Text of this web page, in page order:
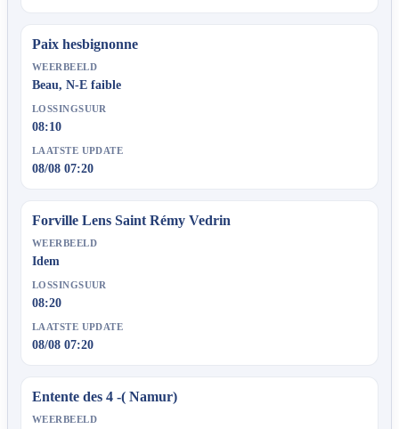
Paix hesbignonne
WEERBEELD
Beau, N-E faible
LOSSINGSUUR
08:10
LAATSTE UPDATE
08/08 07:20
Forville Lens Saint Rémy Vedrin
WEERBEELD
Idem
LOSSINGSUUR
08:20
LAATSTE UPDATE
08/08 07:20
Entente des 4 -( Namur)
WEERBEELD